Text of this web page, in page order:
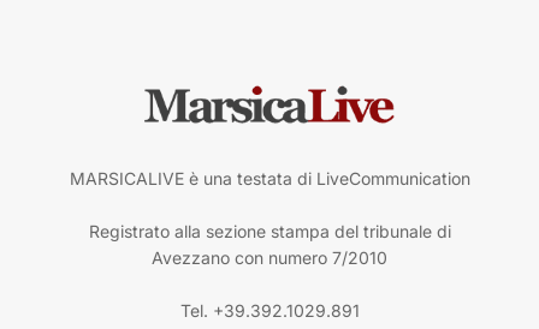
MARSICALIVE è una testata di LiveCommunication
Registrato alla sezione stampa del tribunale di
Avezzano con numero 7/2010
Tel. +39.392.1029.891